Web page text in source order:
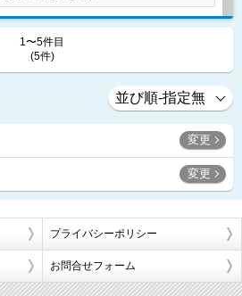
1〜5件目
(5件)
変更
変更
プライバシーポリシー
お問合せフォーム